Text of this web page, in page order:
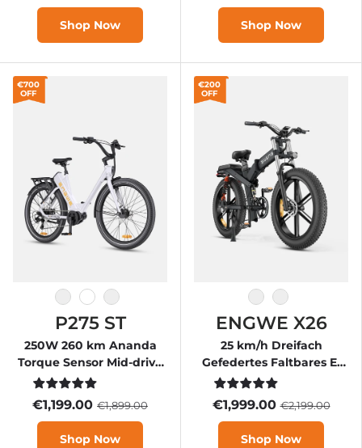
Shop Now Shop Now
€700
OFF
White-Orange
WhiteBlack
P275 ST
250W 260 km Ananda
Torque Sensor Mid-drive
Motor Commuting E-Bike
€1,199.00 €1,899.00
Shop Now
€200
OFF
Degree
Black
ENGWE X26
25 km/h Dreifach
Gefedertes Faltbares E-
Bike
€1,999.00€2,199.00
Shop Now